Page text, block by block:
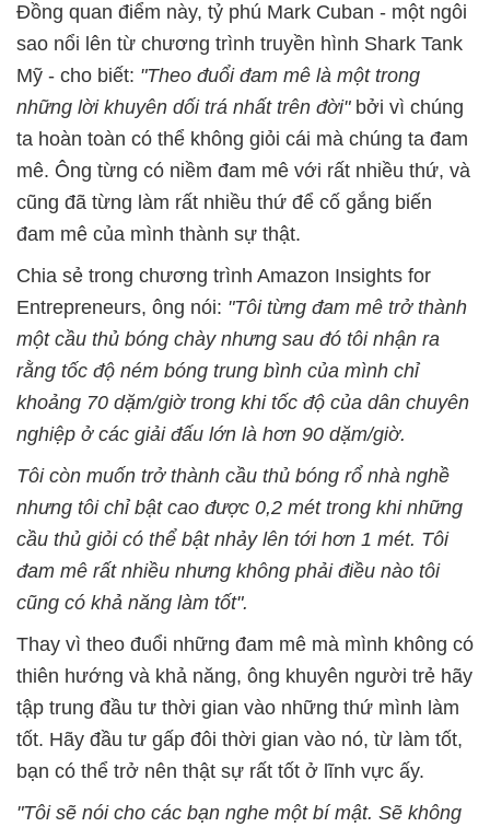
Đồng quan điểm này, tỷ phú Mark Cuban - một ngôi
sao nổi lên từ chương trình truyền hình Shark Tank
Mỹ - cho biết: "Theo đuổi đam mê là một trong
những lời khuyên dối trá nhất trên đời"bởi vì chúng
ta hoàn toàn có thể không giỏi cái mà chúng ta đam
mê. Ông từng có niềm đam mê với rất nhiều thứ, và
cũng đã từng làm rất nhiều thứ để cố gắng biến
đam mê của mình thành sự thật.
Chia sẻ trong chương trình Amazon Insights for
Entrepreneurs, ông nói: "Tôi từng đam mê trở thành
một cầu thủ bóng chày nhưng sau đó tôi nhận ra
rằng tốc độ ném bóng trung bình của mình chỉ
khoảng 70 dặm/giờ trong khi tốc độ của dân chuyên
nghiệp ở các giải đấu lớn là hơn 90 dặm/giờ.
Tôi còn muốn trở thành cầu thủ bóng rổ nhà nghề
nhưng tôi chỉ bật cao được 0,2 mét trong khi những
cầu thủ giỏi có thể bật nhảy lên tới hơn 1 mét. Tôi
đam mê rất nhiều nhưng không phải điều nào tôi
cũng có khả năng làm tốt".
Thay vì theo đuổi những đam mê mà mình không có
thiên hướng và khả năng, ông khuyên người trẻ hãy
tập trung đầu tư thời gian vào những thứ mình làm
tốt. Hãy đầu tư gấp đôi thời gian vào nó, từ làm tốt,
bạn có thể trở nên thật sự rất tốt ở lĩnh vực ấy.
"Tôi sẽ nói cho các bạn nghe một bí mật. Sẽ không